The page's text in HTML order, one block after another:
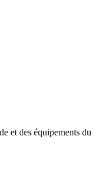
et des équipements du